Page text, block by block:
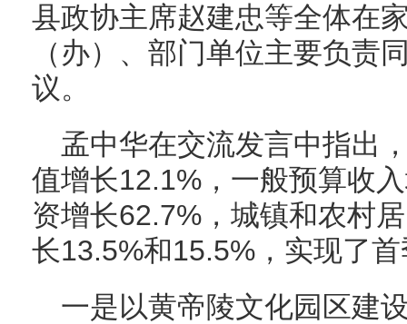
县政协主席赵建忠等全体在
（办）、部门单位主要负责
议。
孟中华在交流发言中指出
值增长12.1%，一般预算收
资增长62.7%，城镇和农村
长13.5%和15.5%，实现了首
一是以黄帝陵文化园区建